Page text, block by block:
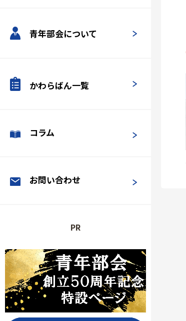
青年部会について
かわらばん一覧
コラム
お問い合わせ
PR